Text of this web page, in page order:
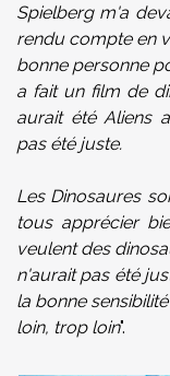
Spielberg m'a
rendu compte en
bonne personne
a fait un film de
aurait été Aliens
pas été juste.
Les Dinosaures
tous apprécier
veulent des
n'aurait pas été
la bonne
loin, trop loin".